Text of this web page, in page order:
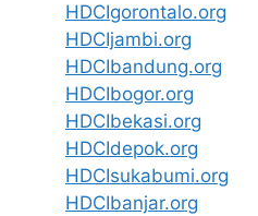
HDCIgorontalo.org
HDCIjambi.org
HDCIbandung.org
HDCIbogor.org
HDCIbekasi.org
HDCIdepok.org
HDCIsukabumi.org
HDCIbanjar.org